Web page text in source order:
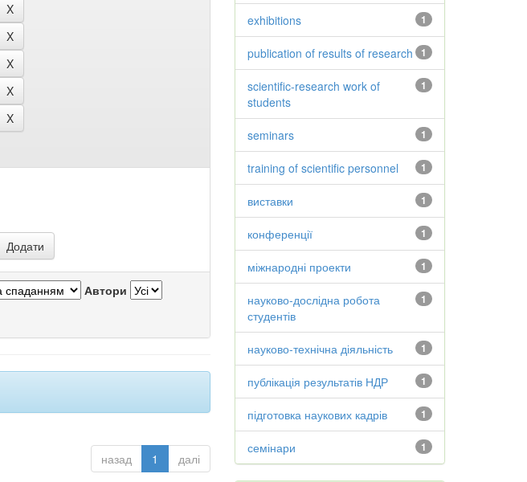
Автори
назад 1 далі
1
exhibitions
1
publication of results of research
1
scientific-research work of
students
1
seminars
1
training of scientific personnel
1
виставки
1
конференції
1
міжнародні проекти
1
науково-дослідна робота
студентів
1
науково-технічна діяльність
1
публікація результатів НДР
1
підготовка наукових кадрів
1
семінари